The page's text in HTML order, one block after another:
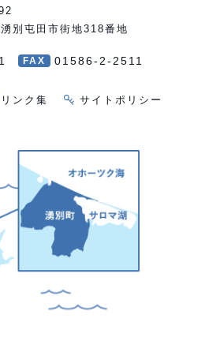
別屯田市街地318番地
FAX 01586-2-2511
リンク集 サイトポリシー